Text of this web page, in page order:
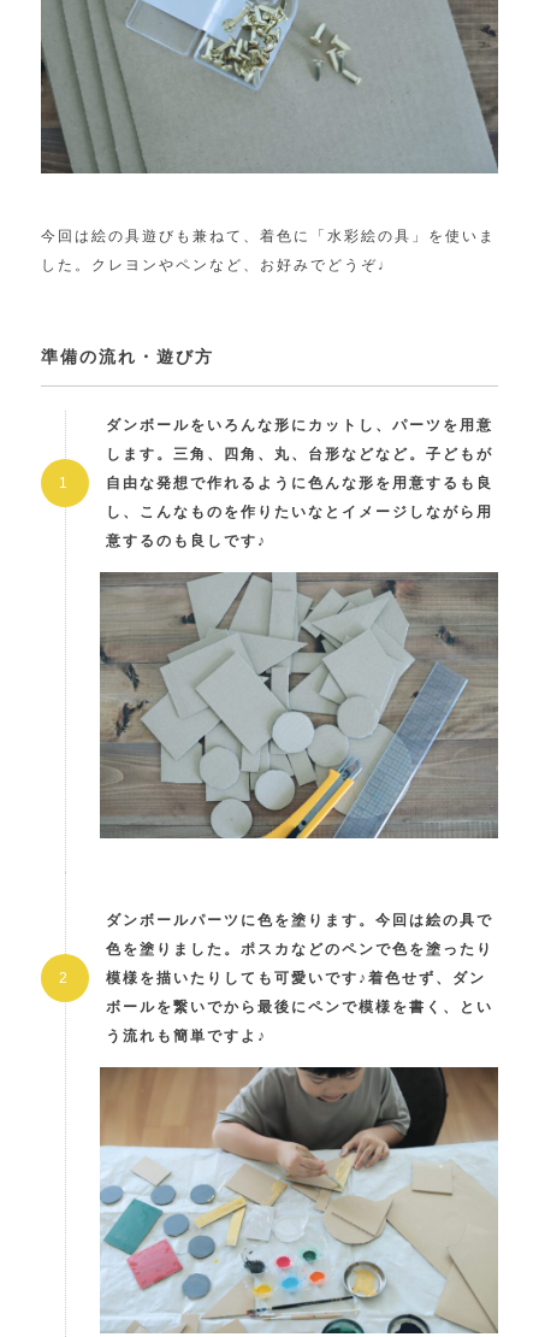
今回は絵の具遊びも兼ねて、着色に「水彩絵の具」を使いま
した。クレヨンやペンなど、お好みでどうぞ♩
準備の流れ・遊び方
ダンボールをいろんな形にカットし、パーツを用意
します。三角、四角、丸、台形などなど。子どもが
自由な発想で作れるように色んな形を用意するも良
し、こんなものを作りたいなとイメージしながら用
意するのも良しです♪
ダンボールパーツに色を塗ります。今回は絵の具で
色を塗りました。ポスカなどのペンで色を塗ったり
模様を描いたりしても可愛いです♪着色せず、ダン
ボールを繋いでから最後にペンで模様を書く、とい
う流れも簡単ですよ♪